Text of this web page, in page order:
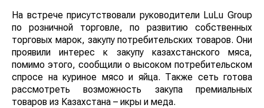
На встрече присутствовали руководители LuLu Group
по розничной торговле, по развитию собственных
торговых марок, закупу потребительских товаров. Они
проявили интерес к закупу казахстанского мяса,
помимо этого, сообщили о высоком потребительском
спросе на куриное мясо и яйца. Также сеть готова
рассмотреть возможность закупа премиальных
товаров из Казахстана – икры и меда.